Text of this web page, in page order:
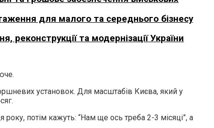
для малого та середнього бізнесу
та модернізації України
установок. Для масштабів Києва, який у
потім кажуть: “Нам ще ось треба 2-3 місяці”, а